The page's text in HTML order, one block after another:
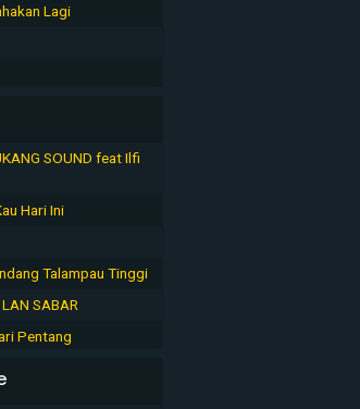
Lagi
SOUND feat Ilfi
Hari Ini
Talampau Tinggi
SABAR
Pentang